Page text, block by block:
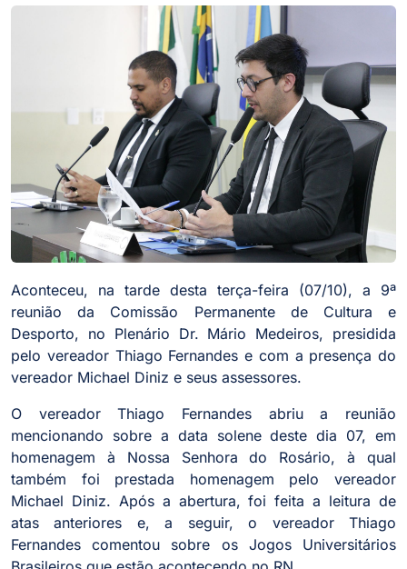
Aconteceu, na tarde desta terça-feira (07/10), a 9ª
reunião da Comissão Permanente de Cultura e
Desporto, no Plenário Dr. Mário Medeiros, presidida
pelo vereador Thiago Fernandes e com a presença do
vereador Michael Diniz e seus assessores.
O vereador Thiago Fernandes abriu a reunião
mencionando sobre a data solene deste dia 07, em
homenagem à Nossa Senhora do Rosário, à qual
também foi prestada homenagem pelo vereador
Michael Diniz. Após a abertura, foi feita a leitura de
atas anteriores e, a seguir, o vereador Thiago
Fernandes comentou sobre os Jogos Universitários